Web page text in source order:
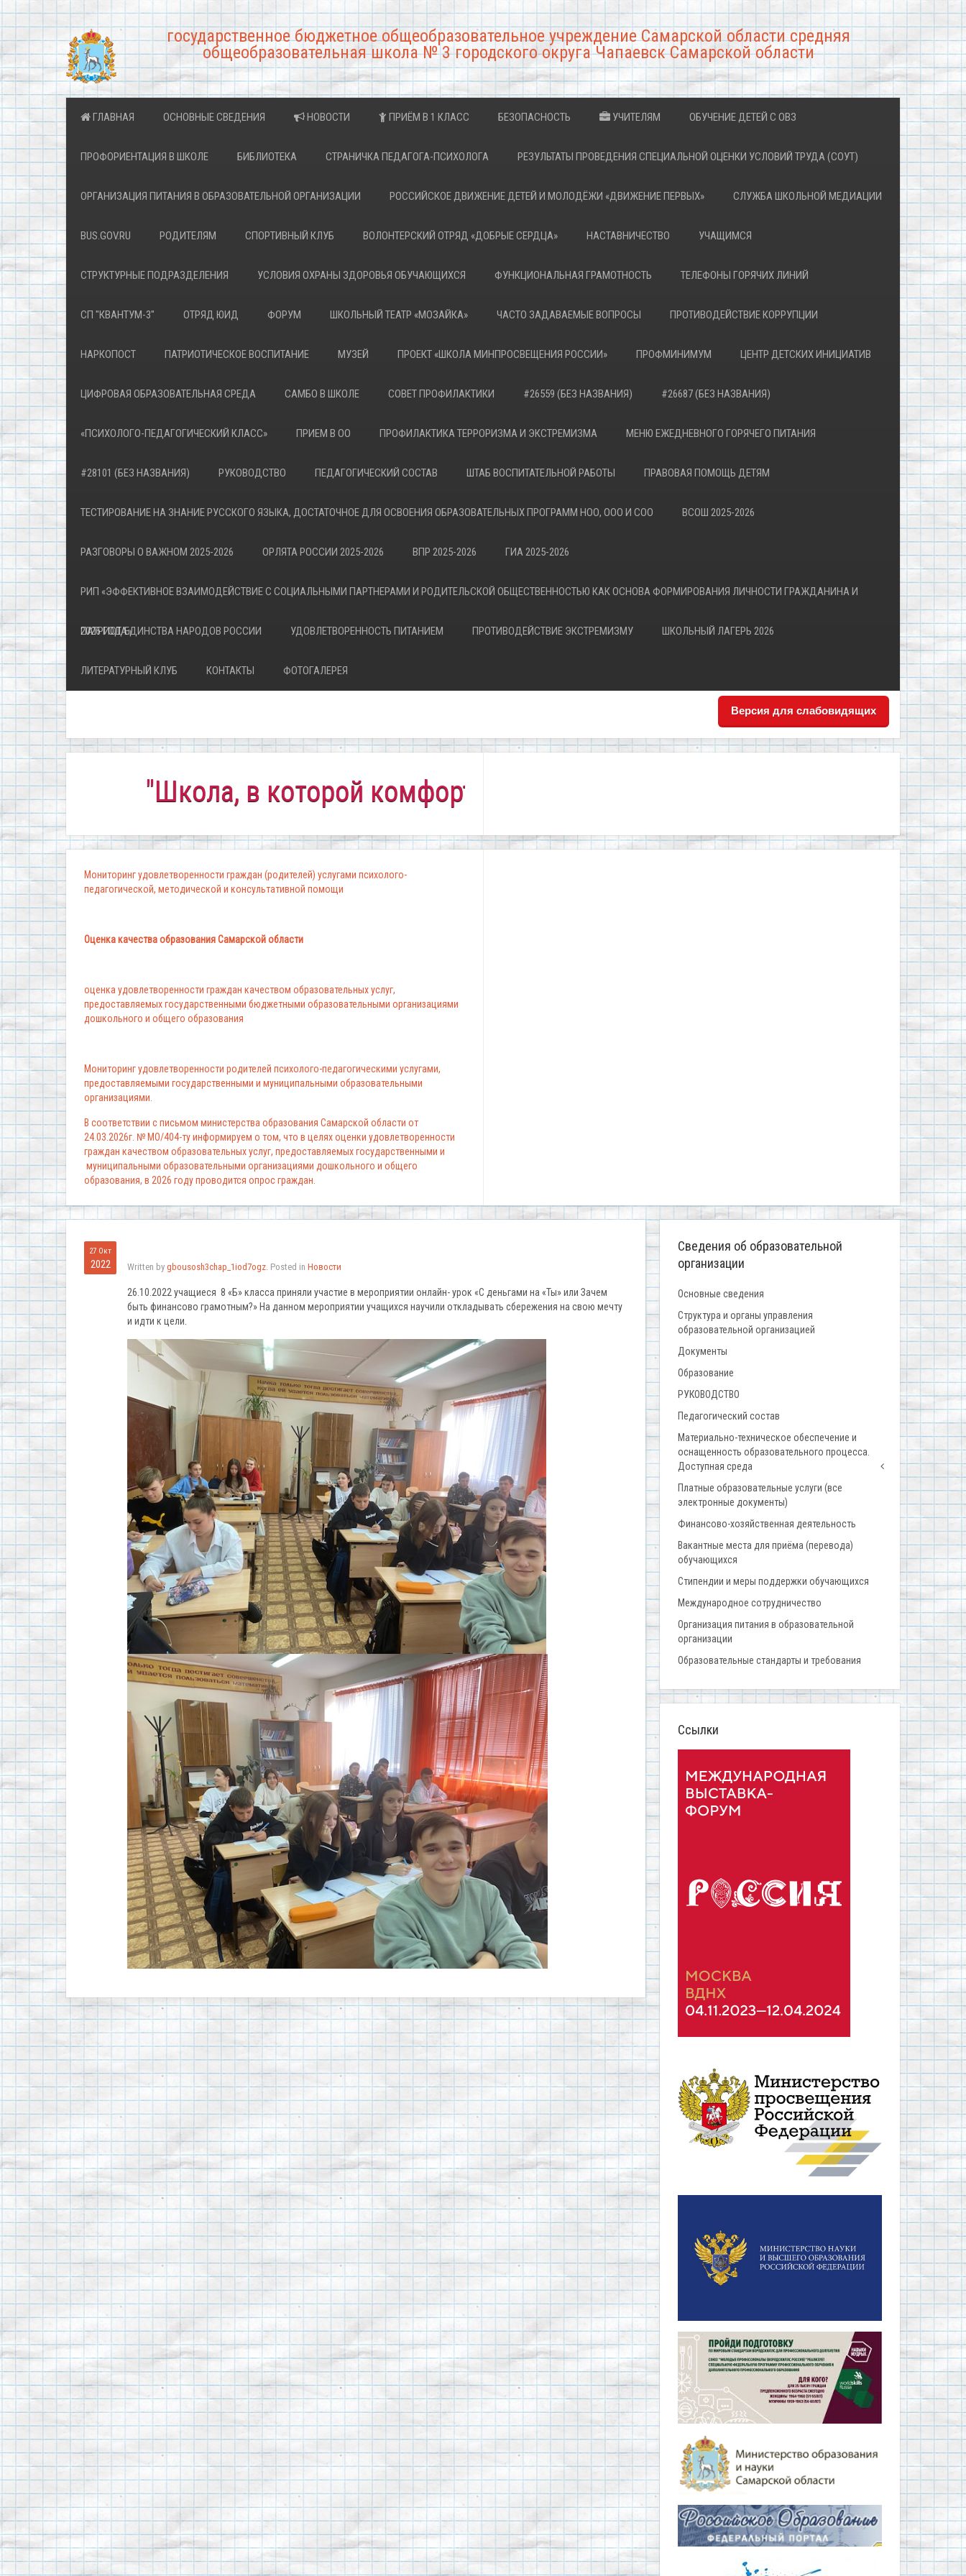
государственное бюджетное общеобразовательное учреждение Самарской области средняя
общеобразовательная школа № 3 городского округа Чапаевск Самарской области
ГЛАВНАЯ ОСНОВНЫЕ СВЕДЕНИЯ НОВОСТИ ПРИЁМ В 1 КЛАСС БЕЗОПАСНОСТЬ УЧИТЕЛЯМ ОБУЧЕНИЕ ДЕТЕЙ С ОВЗ
ПРОФОРИЕНТАЦИЯ В ШКОЛЕ БИБЛИОТЕКА СТРАНИЧКА ПЕДАГОГА-ПСИХОЛОГА РЕЗУЛЬТАТЫ ПРОВЕДЕНИЯ СПЕЦИАЛЬНОЙ ОЦЕНКИ УСЛОВИЙ ТРУДА (СОУТ)
ОРГАНИЗАЦИЯ ПИТАНИЯ В ОБРАЗОВАТЕЛЬНОЙ ОРГАНИЗАЦИИ РОССИЙСКОЕ ДВИЖЕНИЕ ДЕТЕЙ И МОЛОДЁЖИ «ДВИЖЕНИЕ ПЕРВЫХ» СЛУЖБА ШКОЛЬНОЙ МЕДИАЦИИ
BUS.GOV.RU РОДИТЕЛЯМ СПОРТИВНЫЙ КЛУБ ВОЛОНТЕРСКИЙ ОТРЯД «ДОБРЫЕ СЕРДЦА» НАСТАВНИЧЕСТВО УЧАЩИМСЯ
СТРУКТУРНЫЕ ПОДРАЗДЕЛЕНИЯ УСЛОВИЯ ОХРАНЫ ЗДОРОВЬЯ ОБУЧАЮЩИХСЯ ФУНКЦИОНАЛЬНАЯ ГРАМОТНОСТЬ ТЕЛЕФОНЫ ГОРЯЧИХ ЛИНИЙ
СП "КВАНТУМ-3" ОТРЯД ЮИД ФОРУМ ШКОЛЬНЫЙ ТЕАТР «МОЗАЙКА» ЧАСТО ЗАДАВАЕМЫЕ ВОПРОСЫ ПРОТИВОДЕЙСТВИЕ КОРРУПЦИИ
НАРКОПОСТ ПАТРИОТИЧЕСКОЕ ВОСПИТАНИЕ МУЗЕЙ ПРОЕКТ «ШКОЛА МИНПРОСВЕЩЕНИЯ РОССИИ» ПРОФМИНИМУМ ЦЕНТР ДЕТСКИХ ИНИЦИАТИВ
ЦИФРОВАЯ ОБРАЗОВАТЕЛЬНАЯ СРЕДА САМБО В ШКОЛЕ СОВЕТ ПРОФИЛАКТИКИ #26559 (БЕЗ НАЗВАНИЯ) #26687 (БЕЗ НАЗВАНИЯ)
«ПСИХОЛОГО-ПЕДАГОГИЧЕСКИЙ КЛАСС» ПРИЕМ В ОО ПРОФИЛАКТИКА ТЕРРОРИЗМА И ЭКСТРЕМИЗМА МЕНЮ ЕЖЕДНЕВНОГО ГОРЯЧЕГО ПИТАНИЯ
#28101 (БЕЗ НАЗВАНИЯ) РУКОВОДСТВО ПЕДАГОГИЧЕСКИЙ СОСТАВ ШТАБ ВОСПИТАТЕЛЬНОЙ РАБОТЫ ПРАВОВАЯ ПОМОЩЬ ДЕТЯМ
ТЕСТИРОВАНИЕ НА ЗНАНИЕ РУССКОГО ЯЗЫКА, ДОСТАТОЧНОЕ ДЛЯ ОСВОЕНИЯ ОБРАЗОВАТЕЛЬНЫХ ПРОГРАММ НОО, ООО И СОО ВСОШ 2025-2026
РАЗГОВОРЫ О ВАЖНОМ 2025-2026 ОРЛЯТА РОССИИ 2025-2026 ВПР 2025-2026 ГИА 2025-2026
РИП «ЭФФЕКТИВНОЕ ВЗАИМОДЕЙСТВИЕ С СОЦИАЛЬНЫМИ ПАРТНЕРАМИ И РОДИТЕЛЬСКОЙ ОБЩЕСТВЕННОСТЬЮ КАК ОСНОВА ФОРМИРОВАНИЯ ЛИЧНОСТИ ГРАЖДАНИНА И
ПАТРИОТА»
2026 ГОД ЕДИНСТВА НАРОДОВ РОССИИ УДОВЛЕТВОРЕННОСТЬ ПИТАНИЕМ ПРОТИВОДЕЙСТВИЕ ЭКСТРЕМИЗМУ ШКОЛЬНЫЙ ЛАГЕРЬ 2026
ЛИТЕРАТУРНЫЙ КЛУБ КОНТАКТЫ ФОТОГАЛЕРЕЯ
Версия для слабовидящих
"Школа, в которой комфортно всем!"
Мониторинг удовлетворенности граждан (родителей) услугами психолого-
педагогической, методической и консультативной помощи
Оценка качества образования Самарской области
оценка удовлетворенности граждан качеством образовательных услуг,
предоставляемых государственными бюджетными образовательными организациями
дошкольного и общего образования
Мониторинг удовлетворенности родителей психолого-педагогическими услугами,
предоставляемыми государственными и муниципальными образовательными
организациями.
В соответствии с письмом министерства образования Самарской области от
24.03.2026г. № МО/404-ту информируем о том, что в целях оценки удовлетворенности
граждан качеством образовательных услуг, предоставляемых государственными и
муниципальными образовательными организациями дошкольного и общего
образования, в 2026 году проводится опрос граждан.
27 Окт
2022 Written by gbousosh3chap_1iod7ogz. Posted in Новости
26.10.2022 учащиеся 8 «Б» класса приняли участие в мероприятии онлайн- урок «С деньгами на «Ты» или Зачем
быть финансово грамотным?» На данном мероприятии учащихся научили откладывать сбережения на свою мечту
и идти к цели.
Сведения об образовательной
организации
Основные сведения
Структура и органы управления
образовательной организацией
Документы
Образование
РУКОВОДСТВО
Педагогический состав
Материально-техническое обеспечение и
оснащенность образовательного процесса.
Доступная среда
Платные образовательные услуги (все
электронные документы)
Финансово-хозяйственная деятельность
Вакантные места для приёма (перевода)
обучающихся
Стипендии и меры поддержки обучающихся
Международное сотрудничество
Организация питания в образовательной
организации
Образовательные стандарты и требования
Ссылки